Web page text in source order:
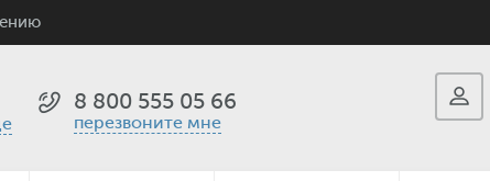
8 800 555 05 66
перезвоните мне